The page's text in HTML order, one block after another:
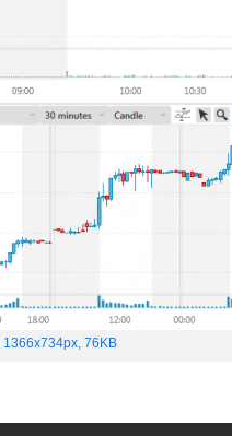
1366x734px, 76KB